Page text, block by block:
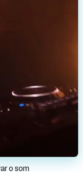
o som